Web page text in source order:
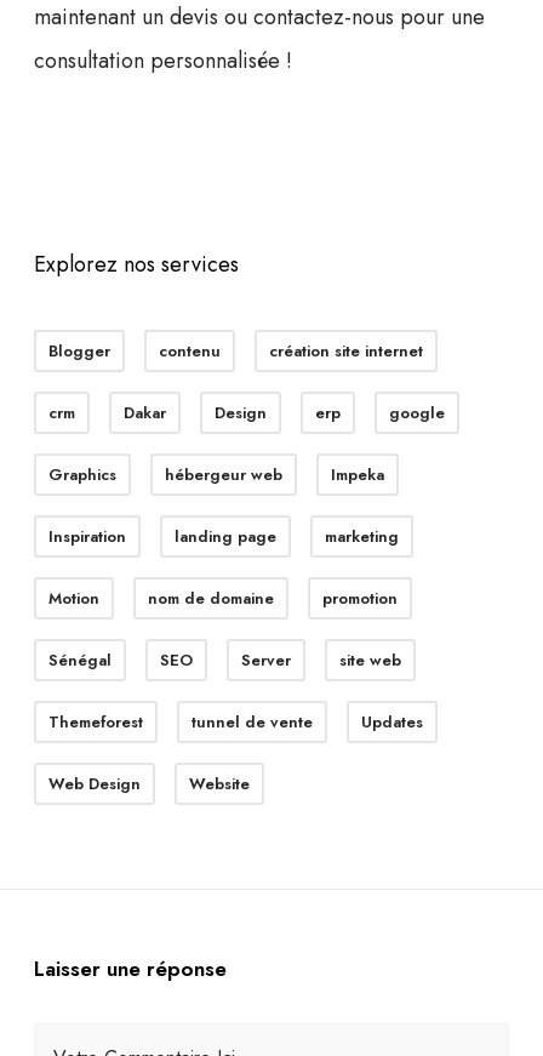
maintenant un devis ou contactez-nous pour une
consultation personnalisée !
Explorez nos services
Blogger contenu création site internet
crm Dakar Design erp google
Graphics hébergeur web Impeka
Inspiration landing page marketing
Motion nom de domaine promotion
Sénégal SEO Server site web
Themeforest tunnel de vente Updates
Web Design Website
Laisser une réponse